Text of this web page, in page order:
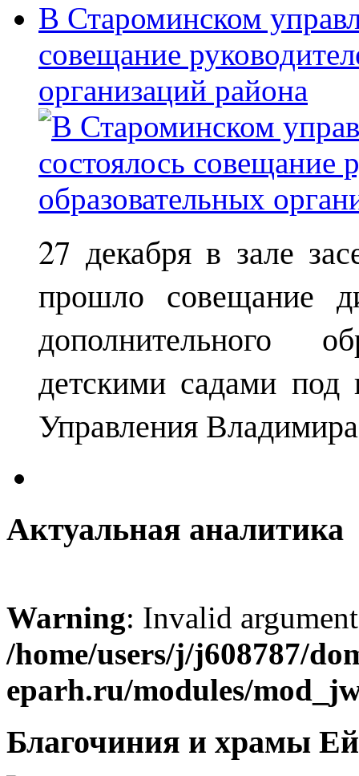
В Староминском
совещание
организаций района
27 декабря в зале
прошло совещание
дополнительного
детскими садами под
Управления
Актуальная аналитика
Warning: Invalid
/home/users/j/j608787/
eparh.ru/modules/
Благочиния и храмы